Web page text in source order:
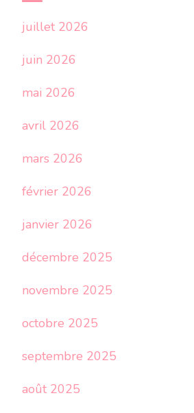
juillet 2026
juin 2026
mai 2026
avril 2026
mars 2026
février 2026
janvier 2026
décembre 2025
novembre 2025
octobre 2025
septembre 2025
août 2025